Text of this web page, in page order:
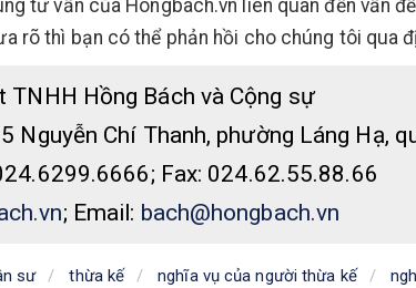
tư vấn của Hongbach.vn liên quan đến vấn
rõ thì bạn có thể phản hồi cho chúng tôi qua
TNHH Hồng Bách và Cộng sự
Nguyễn Chí Thanh, phường Láng Hạ,
Fax: 024.62.55.88.66
; Email: bach@hongbach.vn
sư thừa kế nghĩa vụ của người thừa kế